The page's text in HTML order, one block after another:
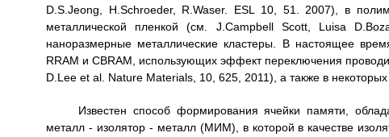
D.S.Jeong, H.Schroeder, R.Waser. ESL 10, 51. 2007), в
металлической пленкой (см. J.Campbell Scott, Luisa
наноразмерные металлические кластеры. В настоящее
RRAM и CBRAM, использующих эффект переключения
D.Lee et al. Nature Materials, 10, 625, 2011), а также в некоторых
Известен способ формирования ячейки памяти,
металл - изолятор - металл (МИМ), в которой в качестве